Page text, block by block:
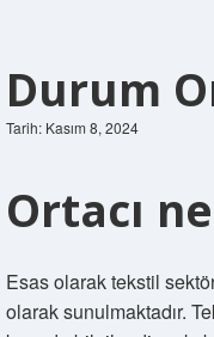
Durum
Tarih: Kasım 8, 2024
Ortacı
Esas olarak tekstil
olarak sunulmaktadır.